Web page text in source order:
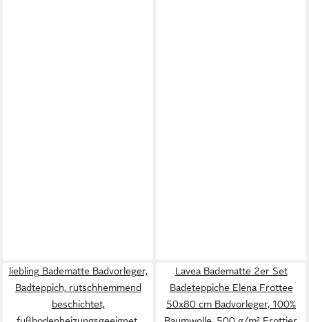
liebling Badematte Badvorleger,
Badteppich, rutschhemmend
beschichtet,
Lavea Badematte 2er Set
Badeteppiche Elena Frottee
50x80 cm Badvorleger, 100%